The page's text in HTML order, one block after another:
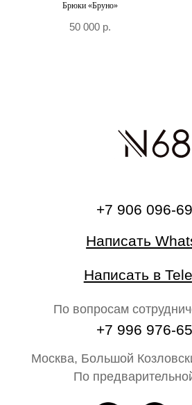
Брюки «Бруно»
50 000 р.
На свадьбу Сертификат
Блог N68 Партнёрам